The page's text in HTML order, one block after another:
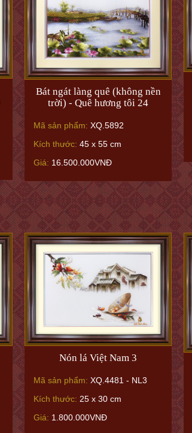
Bát ngát làng quê (không nền
trời) - Quê hương tôi 24
Mã sản phẩm: XQ.5892
Kích thước: 45 x 55 cm
Giá: 16.500.000VNĐ
Nón lá Việt Nam 3
Mã sản phẩm: XQ.4481 - NL3
Kích thước: 25 x 30 cm
Giá: 1.800.000VNĐ